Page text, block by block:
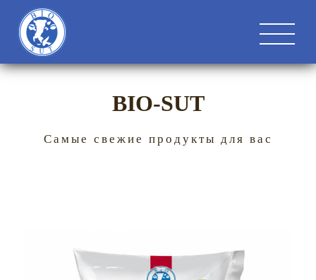
BIO-SUT
Самые свежие продукты для вас